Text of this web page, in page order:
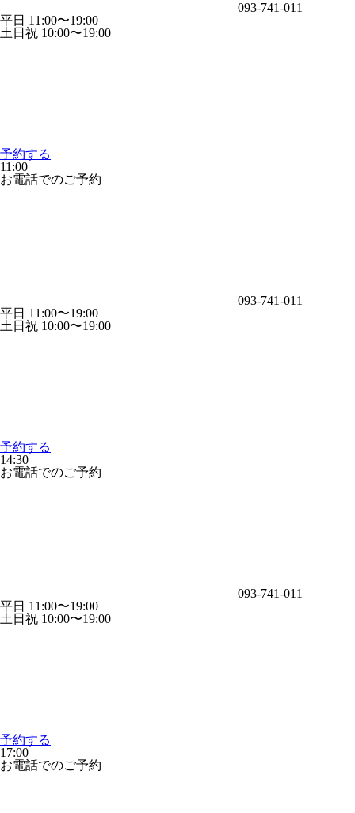
093-741-011
平日 11:00〜19:00
土日祝 10:00〜19:00
予約する
11:00
お電話でのご予約
093-741-011
平日 11:00〜19:00
土日祝 10:00〜19:00
予約する
14:30
お電話でのご予約
093-741-011
平日 11:00〜19:00
土日祝 10:00〜19:00
予約する
17:00
お電話でのご予約